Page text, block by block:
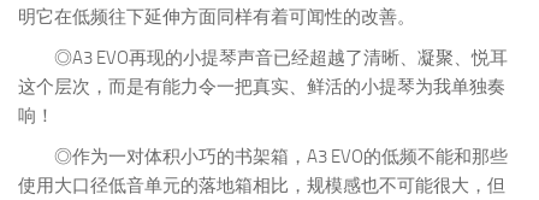
明它在低频往下延伸方面同样有着可闻性的改善。
◎A3 EVO再现的小提琴声音已经超越了清晰、凝聚、悦耳
这个层次，而是有能力令一把真实、鲜活的小提琴为我单独奏
响！
◎作为一对体积小巧的书架箱，A3 EVO的低频不能和那些
使用大口径低音单元的落地箱相比，规模感也不可能很大，但